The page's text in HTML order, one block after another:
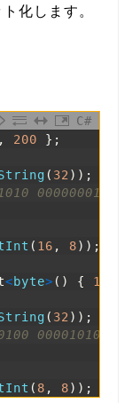
化します。
C#
, 200 } ;
( 32 ) ) ;
00000001
( 16 , 8) ) ;
<byte> ( ) { 10
( 32 ) ) ;
00001010
( 8 , 8) ) ;